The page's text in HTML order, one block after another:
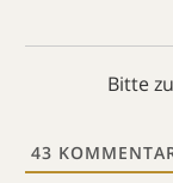
Bitte
43